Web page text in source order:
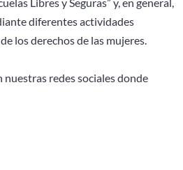
diferentes actividades
los derechos de las mujeres.
redes sociales donde